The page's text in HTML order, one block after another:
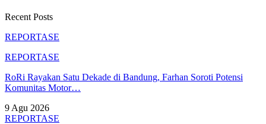
Recent Posts
REPORTASE
REPORTASE
RoRi Rayakan Satu Dekade di Bandung, Farhan Soroti Potensi
Komunitas Motor…
9 Agu 2026
REPORTASE